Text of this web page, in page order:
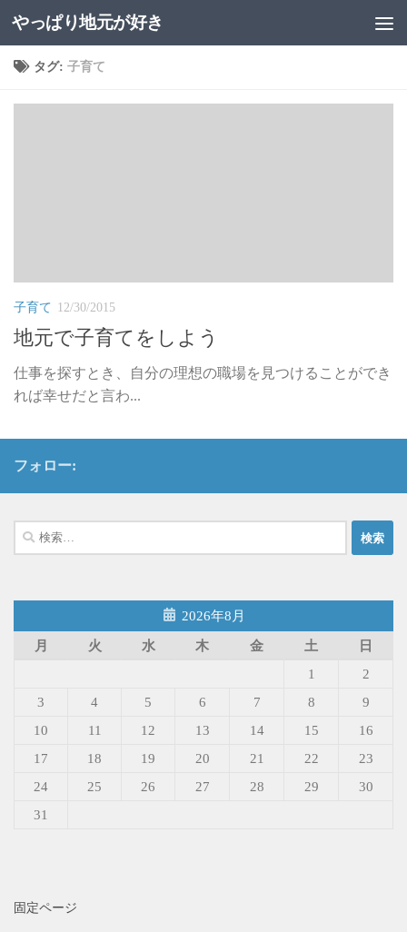
コンテンツへスキップ
やっぱり地元が好き
タグ: 子育て
子育て 12/30/2015
地元で子育てをしよう
仕事を探すとき、自分の理想の職場を見つけることができ
れば幸せだと言わ...
フォロー:
検
索:
2026年8月
月 火 水 木 金 土
日
1
2
3
4 5 6 7 8
9
10
11 12 13 14 15
16
17
18 19 20 21 22
23
24
25 26 27 28 29
30
31
固定ページ